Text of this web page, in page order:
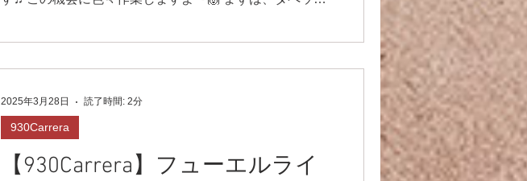
【930Carrera】フューエルライ
930Carrera
2025年3月28日 読了時間: 2分